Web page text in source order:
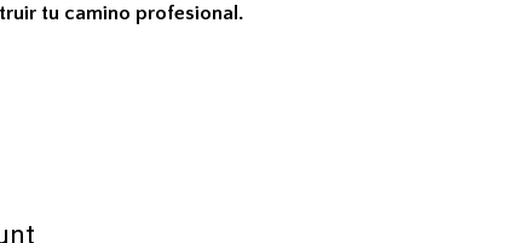
tu camino profesional.